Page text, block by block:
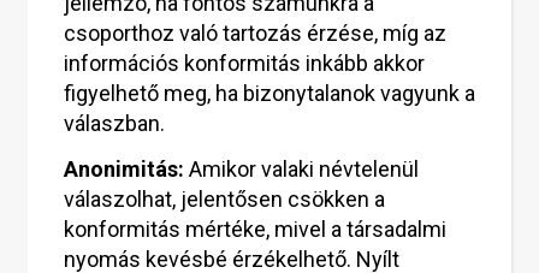
csoporthoz való tartozás érzése, míg az
információs konformitás inkább akkor
figyelhető meg, ha bizonytalanok vagyunk a
válaszban.
Anonimitás: Amikor valaki névtelenül
válaszolhat, jelentősen csökken a
konformitás mértéke, mivel a társadalmi
nyomás kevésbé érzékelhető. Nyílt